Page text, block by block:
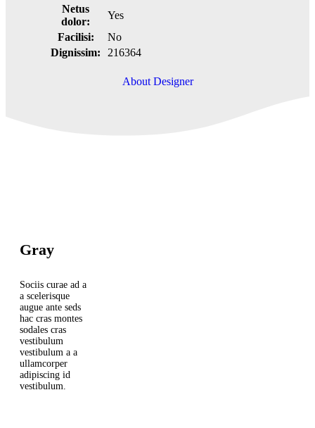
Netus
dolor:
Yes
Facilisi:
No
Dignissim:
216364
About Designer
Gray
Sociis curae ad a
a scelerisque
augue ante seds
hac cras montes
sodales cras
vestibulum
vestibulum a a
ullamcorper
adipiscing id
vestibulum.